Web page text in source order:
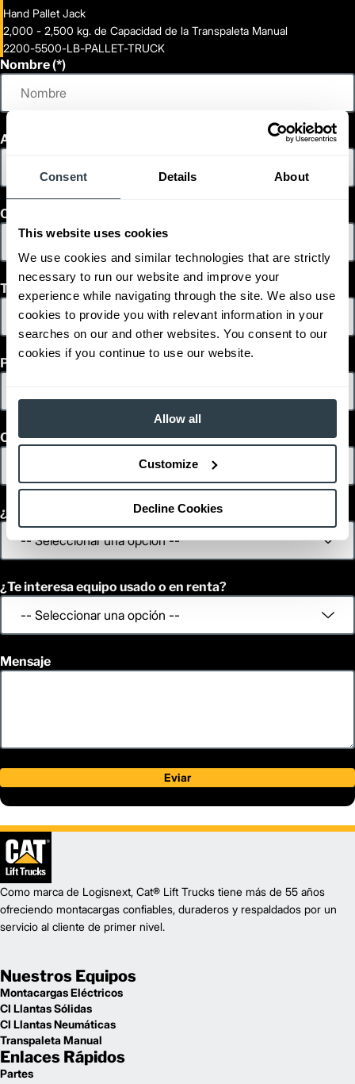
Consent Details About
This website uses cookies
We use cookies and similar technologies that are strictly
necessary to run our website and improve your
experience while navigating through the site. We also use
cookies to provide you with relevant information in your
searches on our and other websites. You consent to our
cookies if you continue to use our website.
Allow all
Customize
Decline Cookies
Hand Pallet Jack
2,000 - 2,500 kg. de Capacidad de la Transpaleta Manual
2200-5500-LB-PALLET-TRUCK
Nombre
Apellido
Correo Electrónico
Teléfono
País
Código Postal
¿En qué plazo tomarás una decisión?
¿Te interesa equipo usado o en renta?
Mensaje
Eviar
Como marca de Logisnext, Cat® Lift Trucks tiene más de 55 años
ofreciendo montacargas confiables, duraderos y respaldados por un
servicio al cliente de primer nivel.
Nuestros Equipos
Montacargas Eléctricos
CI Llantas Sólidas
CI Llantas Neumáticas
Transpaleta Manual
Enlaces Rápidos
Partes